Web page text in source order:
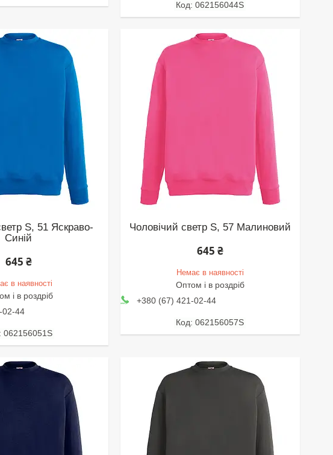
062156044S
S, 51 Яскраво-
Синій
645 ₴
в наявності
і в роздріб
02-44
062156051S
Чоловічий светр S, 57 Малиновий
645 ₴
Немає в наявності
Оптом і в роздріб
+380 (67) 421-02-44
062156057S